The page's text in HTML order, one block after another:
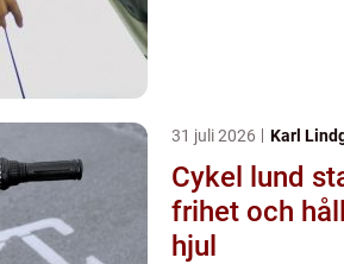
31 juli 2026 Karl
Cykel lund staden där vardag,
frihet och
hjul